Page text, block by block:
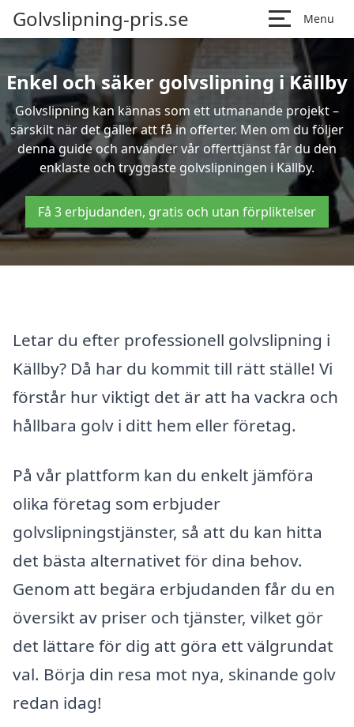
Golvslipning-pris.se Menu
Enkel och säker golvslipning i Källby
Golvslipning kan kännas som ett utmanande projekt –
särskilt när det gäller att få in offerter. Men om du följer
denna guide och använder vår offerttjänst får du den
enklaste och tryggaste golvslipningen i Källby.
Få 3 erbjudanden, gratis och utan förpliktelser
Letar du efter professionell golvslipning i
Källby? Då har du kommit till rätt ställe! Vi
förstår hur viktigt det är att ha vackra och
hållbara golv i ditt hem eller företag.
På vår plattform kan du enkelt jämföra
olika företag som erbjuder
golvslipningstjänster, så att du kan hitta
det bästa alternativet för dina behov.
Genom att begära erbjudanden får du en
översikt av priser och tjänster, vilket gör
det lättare för dig att göra ett välgrundat
val. Börja din resa mot nya, skinande golv
redan idag!